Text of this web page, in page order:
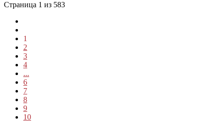
Страница 1 из 583
1
2
3
4
...
6
7
8
9
10